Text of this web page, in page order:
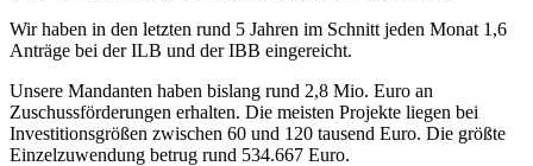
Wir haben in den letzten rund 5 Jahren im Schnitt jeden Monat 1,6
Anträge bei der ILB und der IBB eingereicht.
Unsere Mandanten haben bislang rund 2,8 Mio. Euro an
Zuschussförderungen erhalten. Die meisten Projekte liegen bei
Investitionsgrößen zwischen 60 und 120 tausend Euro. Die größte
Einzelzuwendung betrug rund 534.667 Euro.